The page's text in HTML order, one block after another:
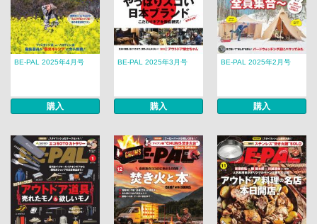
BE-PAL 2025年4月号
購入
BE-PAL 2025年3月号
購入
BE-PAL 2025年2月号
購入